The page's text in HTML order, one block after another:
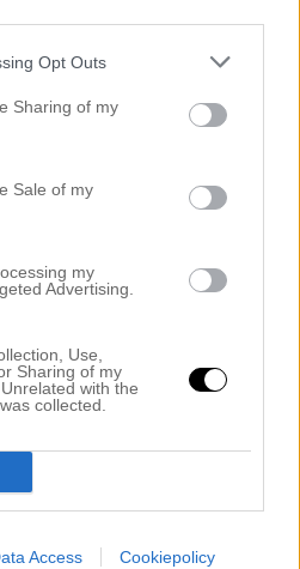
Opt Outs
Sharing of my
Sale of my
my
Advertising.
Use,
Sharing of my
with the
collected.
Access Cookiepolicy